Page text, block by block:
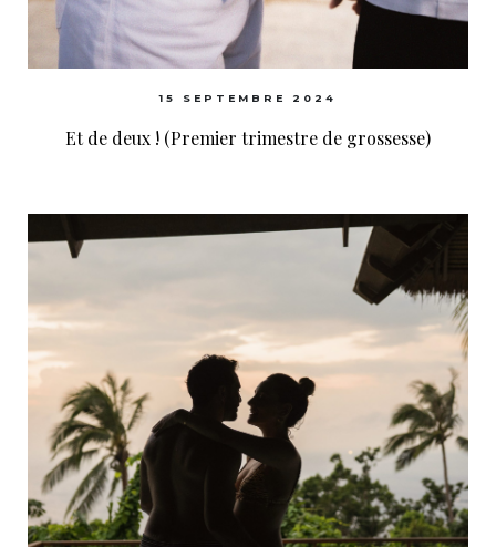
15 SEPTEMBRE 2024
Et de deux ! (Premier trimestre de grossesse)